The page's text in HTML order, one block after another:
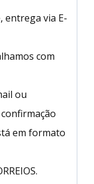
entrega via E-
com
ou
em formato